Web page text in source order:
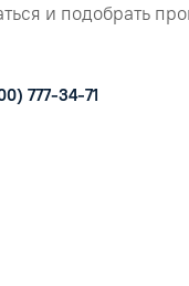
и подобрать
777-34-71